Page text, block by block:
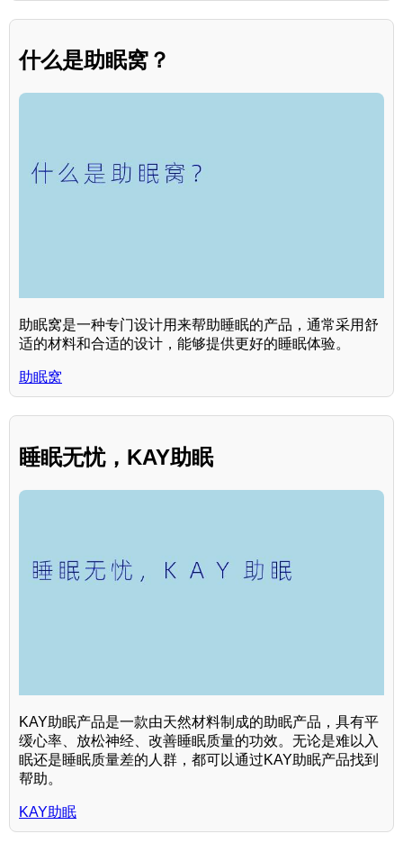
什么是助眠窝？
助眠窝是一种专门设计用来帮助睡眠的产品，通常采用舒
适的材料和合适的设计，能够提供更好的睡眠体验。
助眠窝
睡眠无忧，KAY助眠
KAY助眠产品是一款由天然材料制成的助眠产品，具有平
缓心率、放松神经、改善睡眠质量的功效。无论是难以入
眠还是睡眠质量差的人群，都可以通过KAY助眠产品找到
帮助。
KAY助眠